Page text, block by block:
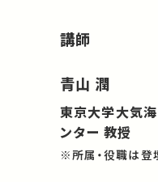
講師
青山 潤
東京大学大気
ンター 教授
※所属・役職は登